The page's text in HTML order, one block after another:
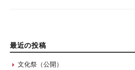
最近の投稿
文化祭（公開）